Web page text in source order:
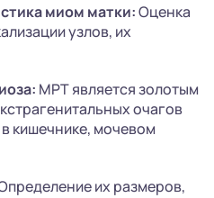
миом матки:Оценка
узлов, их
МРТ является золотым
очагов
кишечнике, мочевом
их размеров,